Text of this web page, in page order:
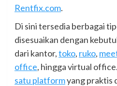
Rentfix.com.
Di sini tersedia berbagai
disesuaikan dengan
dari kantor,toko, ruko,
office, hingga virtual
satu platformyang praktis